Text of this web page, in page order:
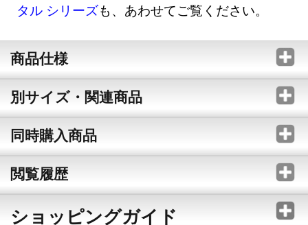
タル シリーズも、あわせてご覧ください。
商品仕様
別サイズ・関連商品
同時購入商品
閲覧履歴
ショッピングガイド